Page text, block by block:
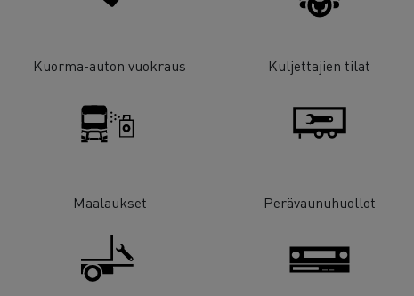
Kuorma-auton vuokraus Kuljettajien tilat
Maalaukset Perävaunuhuollot